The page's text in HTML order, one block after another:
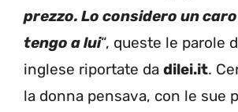
prezzo. Lo considero un
tengo a lui“, queste le parole
inglese riportate da dilei.it.
la donna pensava, con le sue